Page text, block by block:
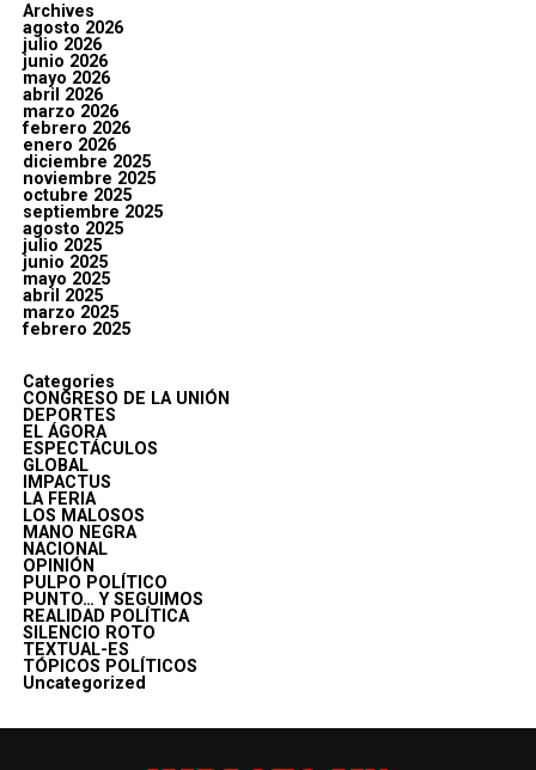
Archives
agosto 2026
julio 2026
junio 2026
mayo 2026
abril 2026
marzo 2026
febrero 2026
enero 2026
diciembre 2025
noviembre 2025
octubre 2025
septiembre 2025
agosto 2025
julio 2025
junio 2025
mayo 2025
abril 2025
marzo 2025
febrero 2025
Categories
CONGRESO DE LA UNIÓN
DEPORTES
EL ÁGORA
ESPECTÁCULOS
GLOBAL
IMPACTUS
LA FERIA
LOS MALOSOS
MANO NEGRA
NACIONAL
OPINIÓN
PULPO POLÍTICO
PUNTO… Y SEGUIMOS
REALIDAD POLÍTICA
SILENCIO ROTO
TEXTUAL-ES
TÓPICOS POLÍTICOS
Uncategorized